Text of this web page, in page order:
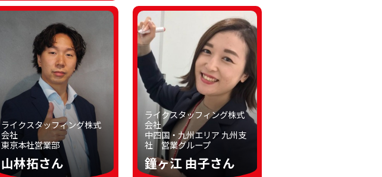
ライクスタッフィング株式
会社
東京本社営業部
山林拓さん
ライクスタッフィング株式
会社
中四国・九州エリア 九州支
社 営業グループ
鐘ヶ江 由子さん